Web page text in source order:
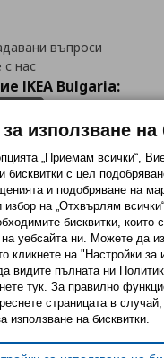
въпроси
нас
IKEA Bulgaria:
ни:
YoutubePinterestInstagram
за използване на
на настройки за използване
използване на
„Приемам всички“,
бисквитки с цел
и подобряване на
избор на „Отхвърлям
бисквитки, които
уебсайта ни. Можете да
кликнете на "Настройки за
видите пълната ни
тук. За правилно
страницата в
използване на бисквитки.